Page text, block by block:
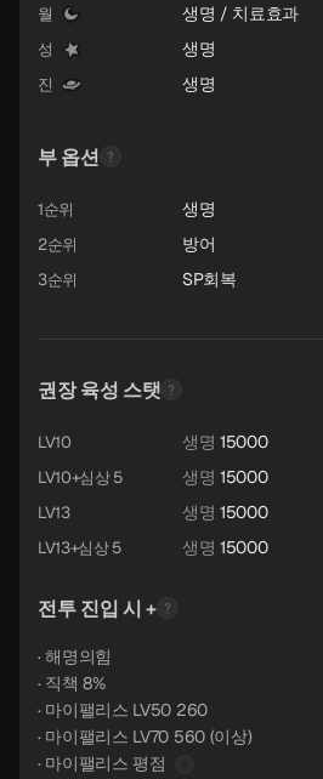
월 생명 / 치료효과
성 생명
진 생명
부 옵션
1순위 생명
2순위 방어
3순위 SP회복
권장 육성 스탯
LV10 생명 15000
LV10+심상 5 생명 15000
LV13 생명 15000
LV13+심상 5 생명 15000
전투 진입 시 +
· 해명의힘
· 직책 8%
· 마이팰리스 LV50 260
· 마이팰리스 LV70 560 (이상)
· 마이팰리스 평점